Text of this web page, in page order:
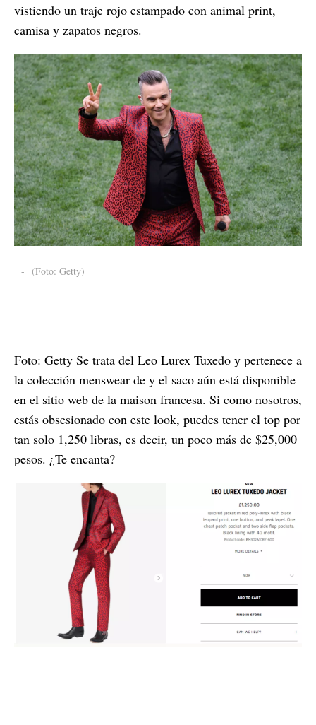
vistiendo un traje rojo estampado con animal print,
camisa y zapatos negros.
- (Foto: Getty)
Foto: Getty Se trata del Leo Lurex Tuxedo y pertenece a
la colección menswear de y el saco aún está disponible
en el sitio web de la maison francesa. Si como nosotros,
estás obsesionado con este look, puedes tener el top por
tan solo 1,250 libras, es decir, un poco más de $25,000
pesos. ¿Te encanta?
-